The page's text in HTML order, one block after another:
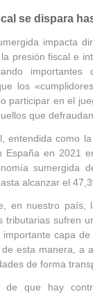
se dispara
impacta
presión fiscal e
importantes
los
participar en el
que
, entendida como
España en 2021
sumergida
alcanzar el
en nuestro país,
tributarias sufren
importante capa
de esta manera, a
de forma
que hay